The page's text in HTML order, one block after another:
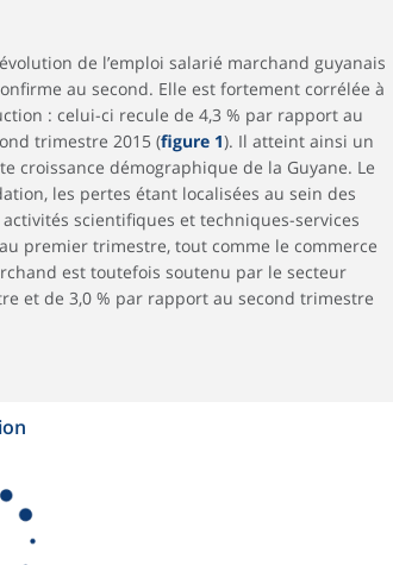
de l’emploi salarié marchand guyanais
au second. Elle est fortement corrélée à
: celui-ci recule de 4,3 % par rapport au
trimestre 2015 (figure 1). Il atteint ainsi un
croissance démographique de la Guyane. Le
les pertes étant localisées au sein des
scientifiques et techniques-services
premier trimestre, tout comme le commerce
est toutefois soutenu par le secteur
et de 3,0 % par rapport au second trimestre